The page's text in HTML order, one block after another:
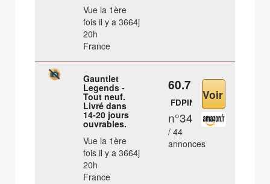
Vue la 1ère
fois il y a 3664j
20h
France
Gauntlet
Legends -
Tout neuf.
Livré dans
14-20 jours
ouvrables.
Vue la 1ère
fois il y a 3664j
20h
France
60.7 €
FDPIN
n°34
/ 44
annonces